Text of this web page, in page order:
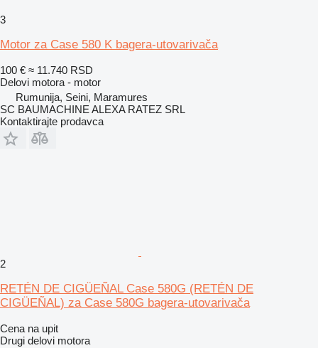
3
Motor za Case 580 K bagera-utovarivača
100 € ≈ 11.740 RSD
Delovi motora - motor
Rumunija, Seini, Maramures
SC BAUMACHINE ALEXA RATEZ SRL
Kontaktirajte prodavca
2
RETÉN DE CIGÜEÑAL Case 580G (RETÉN DE
CIGÜEÑAL) za Case 580G bagera-utovarivača
Cena na upit
Drugi delovi motora